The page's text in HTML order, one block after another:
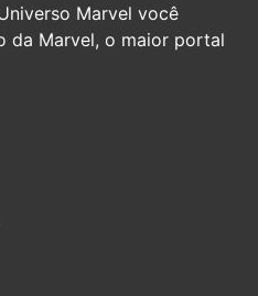
Marvel você
da Marvel, o maior portal